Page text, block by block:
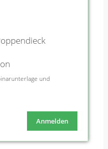
und
Anmelden